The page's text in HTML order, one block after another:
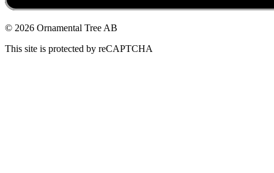
© 2026 Ornamental Tree AB
This site is protected by reCAPTCHA